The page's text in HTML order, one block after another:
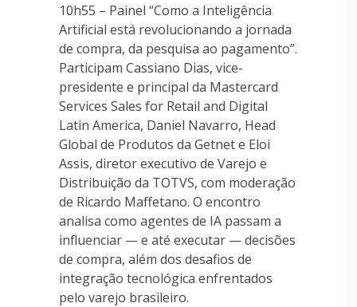
10h55 – Painel “Como a Inteligência
Artificial está revolucionando a jornada
de compra, da pesquisa ao pagamento”.
Participam Cassiano Dias, vice-
presidente e principal da Mastercard
Services Sales for Retail and Digital
Latin America, Daniel Navarro, Head
Global de Produtos da Getnet e Eloi
Assis, diretor executivo de Varejo e
Distribuição da TOTVS, com moderação
de Ricardo Maffetano. O encontro
analisa como agentes de IA passam a
influenciar — e até executar — decisões
de compra, além dos desafios de
integração tecnológica enfrentados
pelo varejo brasileiro.